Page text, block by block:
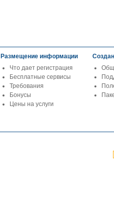
Размещение информации
Что дает регистрация
Бесплатные сервисы
Требования
Бонусы
Цены на услуги